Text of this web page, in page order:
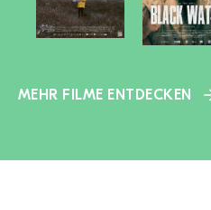
MEHR FILME ENTDECKEN